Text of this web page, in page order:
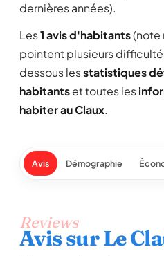
dernières années).
Les1 avis d'habitants(note
pointent plusieurs
dessous lesstatistiques
habitantset toutes les
habiter au Claux.
Avis Démographie
Reviews
Avis sur Le